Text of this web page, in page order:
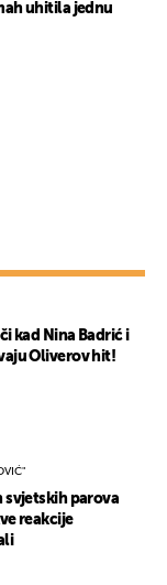
uhitila jednu
kad Nina Badrić i
Oliverov hit!
svjetskih parova
reakcije